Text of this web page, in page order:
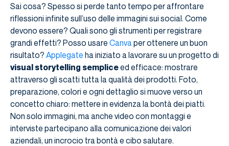
Sai cosa? Spesso si perde tanto tempo per affrontare
riflessioni infinite sull’uso delle immagini sui social. Come
devono essere? Quali sono gli strumenti per registrare
grandi effetti? Posso usare Canva per ottenere un buon
risultato? Applegate ha iniziato a lavorare su un progetto di
visual storytelling sempliceed efficace: mostrare
attraverso gli scatti tutta la qualità dei prodotti. Foto,
preparazione, colori e ogni dettaglio si muove verso un
concetto chiaro: mettere in evidenza la bontà dei piatti.
Non solo immagini, ma anche video con montaggi e
interviste partecipano alla comunicazione dei valori
aziendali, un incrocio tra bontà e cibo salutare.